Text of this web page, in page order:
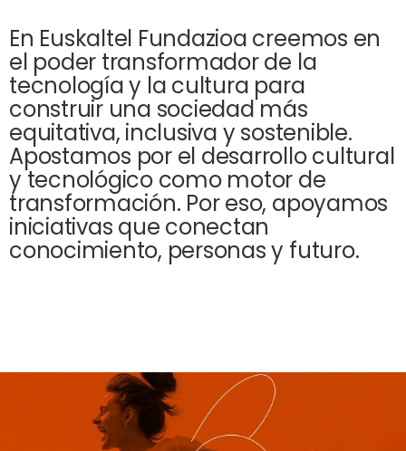
t
e
l
F
u
n
d
a
z
i
En Euskaltel Fundazioa creemos en
el poder transformador de la
tecnología y la cultura para
construir una sociedad más
equitativa, inclusiva y sostenible.
Apostamos por el desarrollo cultural
y tecnológico como motor de
transformación. Por eso, apoyamos
iniciativas que conectan
conocimiento, personas y futuro.